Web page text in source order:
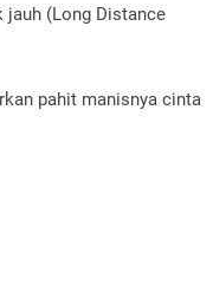
jauh (Long Distance
pahit manisnya cinta